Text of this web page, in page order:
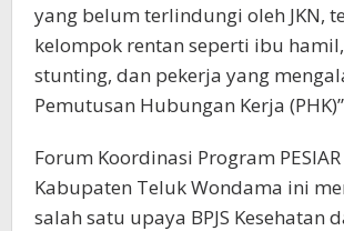
yang belum terlindungi oleh JKN,
kelompok rentan seperti ibu
stunting, dan pekerja yang
Pemutusan Hubungan Kerja
Forum Koordinasi Program
Kabupaten Teluk Wondama ini
salah satu upaya BPJS Kesehatan